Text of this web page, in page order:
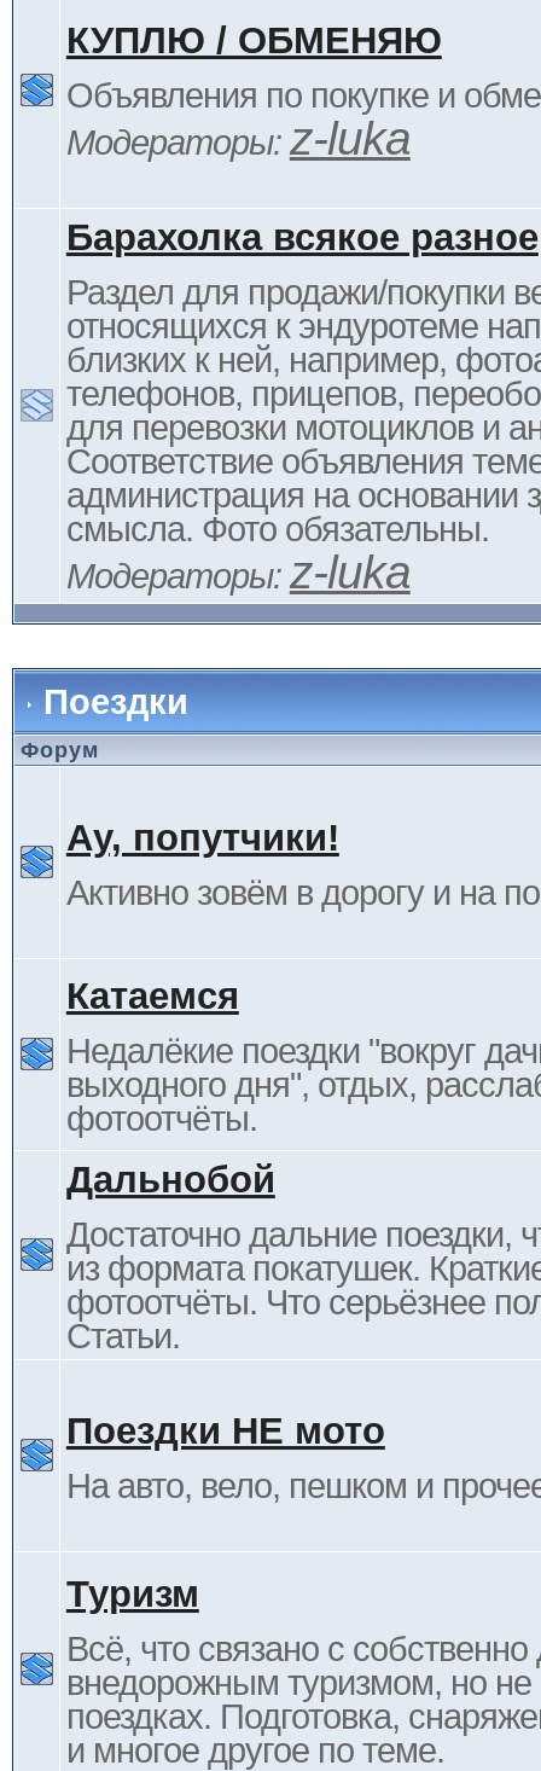
КУПЛЮ / ОБМЕНЯЮ
Объявления по покупке и
Модераторы: z-luka
Барахолка всякое разное
Раздел для продажи/покупки
относящихся к эндуротеме
близких к ней, например,
телефонов, прицепов,
для перевозки мотоциклов и
Соответствие объявления
администрация на основании
смысла. Фото обязательны.
Модераторы: z-luka
Поездки
Форум
Ау, попутчики!
Активно зовём в дорогу и на
Катаемся
Недалёкие поездки "вокруг
выходного дня", отдых,
фотоотчёты.
Дальнобой
Достаточно дальние поездки,
из формата покатушек.
фотоотчёты. Что серьёзнее
Статьи.
Поездки НЕ мото
На авто, вело, пешком и
Туризм
Всё, что связано с
внедорожным туризмом, но не
поездках. Подготовка,
и многое другое по теме.